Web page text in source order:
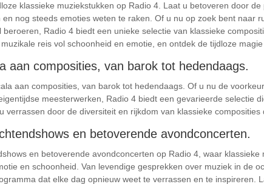
klassieke muziekstukken op Radio 4. Laat u betoveren door
nog steeds emoties weten te raken. Of u nu op zoek bent naar
Radio 4 biedt een unieke selectie van klassieke
reis vol schoonheid en emotie, en ontdek de tijdloze
aan composities, van barok tot hedendaags.
aan composities, van barok tot hedendaags. Of u nu de
meesterwerken, Radio 4 biedt een gevarieerde selectie
verrassen door de diversiteit en rijkdom van klassieke composities
en betoverende avondconcerten.
en betoverende avondconcerten op Radio 4, waar
en schoonheid. Van levendige gesprekken over muziek in de
dat elke dag opnieuw weet te verrassen en te inspireren.